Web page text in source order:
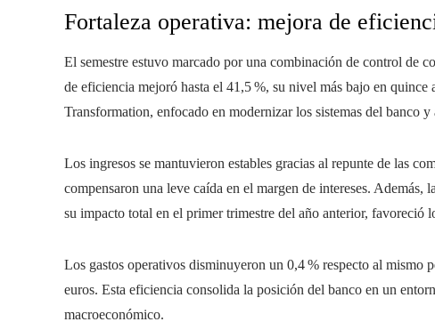
Fortaleza operativa: mejora de
El semestre estuvo marcado por una combinación de control de
de eficiencia mejoró hasta el 41,5 %, su nivel más bajo en
Transformation, enfocado en modernizar los sistemas del banco
Los ingresos se mantuvieron estables gracias al repunte de las
compensaron una leve caída en el margen de intereses.
su impacto total en el primer trimestre del año anterior, favoreció
Los gastos operativos disminuyeron un 0,4 % respecto al mismo
euros. Esta eficiencia consolida la posición del banco en un
macroeconómico.